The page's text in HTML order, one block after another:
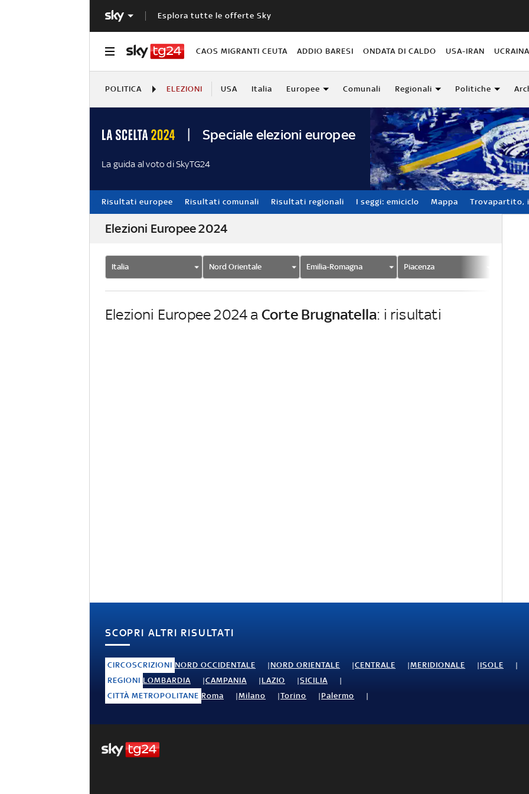
Esplora tutte le offerte Sky
CAOS MIGRANTI CEUTA ADDIO BARESI ONDATA DI CALDO USA-IRAN UCRAINA
POLITICA ELEZIONI USA Italia Europee Comunali Regionali Politiche
Speciale elezioni europee
La guida al voto di SkyTG24
Risultati europee Risultati comunali Risultati regionali I seggi: emiciclo Mappa Trovapartito,
Elezioni Europee 2024
Italia Nord Orientale Emilia-Romagna Piacenza
Elezioni Europee 2024 a Corte Brugnatella: i risultati
SCOPRI ALTRI RISULTATI
CIRCOSCRIZIONI NORD OCCIDENTALE NORD ORIENTALE CENTRALE MERIDIONALE
ISOLE
REGIONI LOMBARDIA CAMPANIA LAZIO
SICILIA
CITTÀ METROPOLITANE Roma Milano Torino Palermo